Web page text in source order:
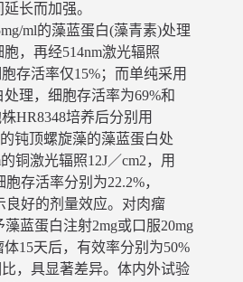
长而加强。
ml的藻蓝蛋白(藻青素)处理
，再经514nm激光辐照
存活率仅15%；而单纯采用
理，细胞存活率为69%和
HR8348培养后分别用
钝顶螺旋藻的藻蓝蛋白处
铜激光辐照12J／cm2，用
存活率分别为22.2%，
良好的剂量效应。对肉瘤
藻蓝蛋白注射2mg或口服20mg
15天后，有效率分别为50%
，具显著差异。体内外试验